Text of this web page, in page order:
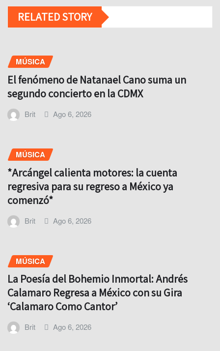
RELATED STORY
MÚSICA
El fenómeno de Natanael Cano suma un
segundo concierto en la CDMX
Brit Ago 6, 2026
MÚSICA
*Arcángel calienta motores: la cuenta
regresiva para su regreso a México ya
comenzó*
Brit Ago 6, 2026
MÚSICA
La Poesía del Bohemio Inmortal: Andrés
Calamaro Regresa a México con su Gira
‘Calamaro Como Cantor’
Brit Ago 6, 2026